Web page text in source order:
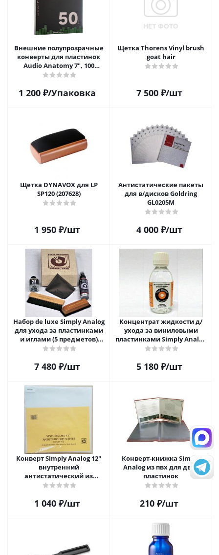
Внешние полупрозрачные
конверты для пластинок
Audio Anatomy 7", 100
микрон, полиэтилен (50 шт)
1 200₽/Упаковка
Щетка Thorens Vinyl brush
goat hair
7 500₽/шт
Щетка DYNAVOX для LP
SP120 (207628)
1 950₽/шт
Антистатические пакеты
для в/дисков Goldring
GL0205M
4 000₽/шт
Набор de luxe Simply Analog
для ухода за пластинками
и иглами (5 предметов)
SAVC005
7 480₽/шт
Концентрат жидкости д/
ухода за виниловыми
пластинками Simply Analog
200мл
5 180₽/шт
Конверт Simply Analog 12"
внутренний
антистатический из
полиэтилена для пластинок
1 040₽/шт
Конверт-книжка Simply
Analog из пвх для двух
пластинок
210 ₽/шт